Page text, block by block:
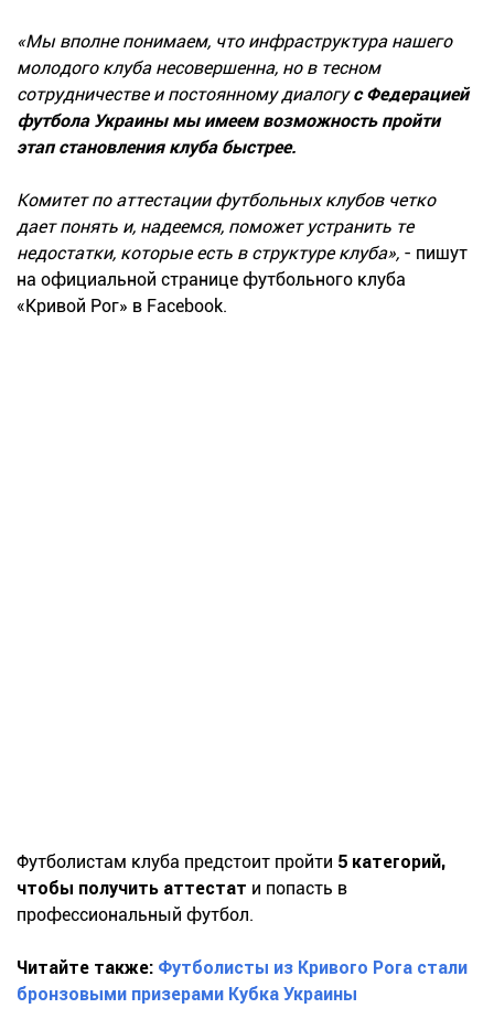
«Мы вполне понимаем, что инфраструктура нашего
молодого клуба несовершенна, но в тесном
сотрудничестве и постоянному диалогус Федерацией
футбола Украины мы имеем возможность пройти
этап становления клуба быстрее.
Комитет по аттестации футбольных клубов четко
дает понять и, надеемся, поможет устранить те
недостатки, которые есть в структуре клуба», - пишут
на официальной странице футбольного клуба
«Кривой Рог» в Facebook.
Футболистам клуба предстоит пройти 5 категорий,
чтобы получить аттестат и попасть в
профессиональный футбол.
Читайте также: Футболисты из Кривого Рога стали
бронзовыми призерами Кубка Украины